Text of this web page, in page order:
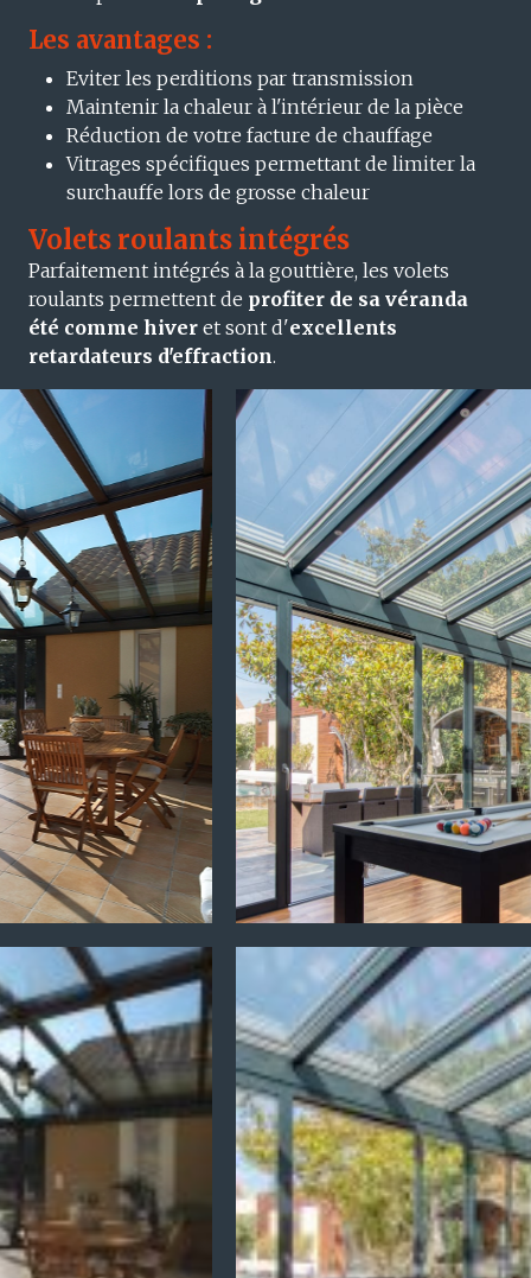
Les avantages :
Eviter les perditions par transmission
Maintenir la chaleur à l'intérieur de la pièce
Réduction de votre facture de chauffage
Vitrages spécifiques permettant de limiter la
surchauffe lors de grosse chaleur
Volets roulants intégrés
Parfaitement intégrés à la gouttière, les volets
roulants permettent de profiter de sa véranda
été comme hiver et sont d'excellents
retardateurs d'effraction.